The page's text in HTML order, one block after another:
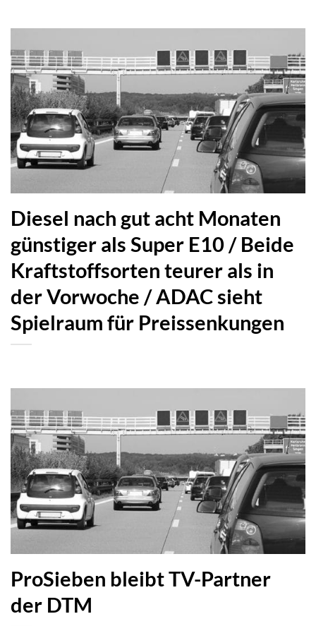
Diesel nach gut acht Monaten
günstiger als Super E10 / Beide
Kraftstoffsorten teurer als in
der Vorwoche / ADAC sieht
Spielraum für Preissenkungen
ProSieben bleibt TV-Partner
der DTM